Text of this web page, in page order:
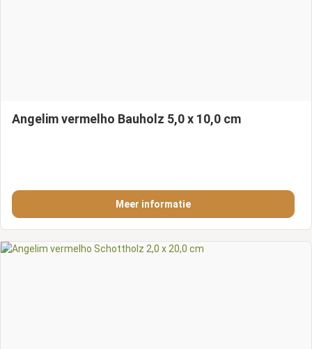
Angelim vermelho Bauholz 5,0 x 10,0 cm
Meer informatie